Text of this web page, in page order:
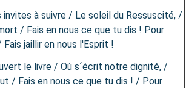
invites à suivre / Le soleil du Ressuscité, /
/ Fais en nous ce que tu dis ! Pour
jaillir en nous l'Esprit !
le livre / Où s´écrit notre dignité, /
/ Fais en nous ce que tu dis ! / Pour